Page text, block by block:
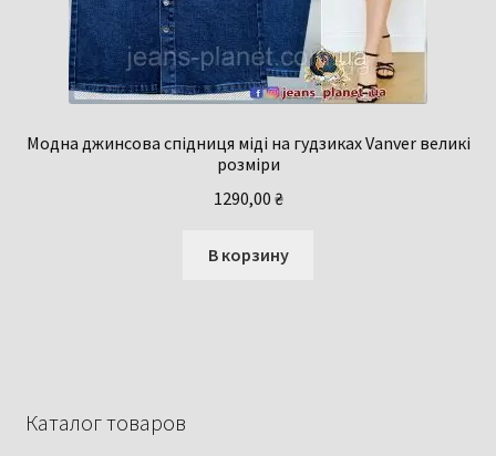
Модна джинсова спідниця міді на гудзиках Vanver великі
розміри
1290,00 ₴
В корзину
Каталог товаров